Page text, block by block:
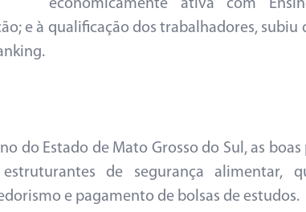
economicamente ativa com
e à qualificação dos trabalhadores, subiu
do Estado de Mato Grosso do Sul, as
de segurança alimentar,
e pagamento de bolsas de estudos.